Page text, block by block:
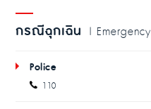
กรณีฉุกเฉิน | Emergency
Police
110